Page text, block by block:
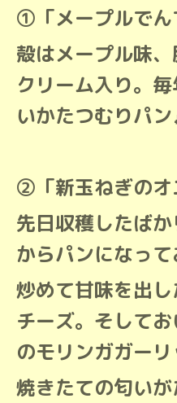
①「メープルでん
殻はメープル味
クリーム入り。
いかたつむりパ
②「新玉ねぎのオ
先日収穫したば
からパンになっ
炒めて甘味を出し
チーズ。そして
のモリンガガーリ
焼きたての匂いが